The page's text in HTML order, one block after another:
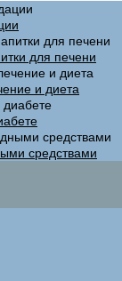
для печени
и диета
средствами